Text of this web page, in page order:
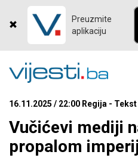
Preuzmite
aplikaciju
16.11.2025 / 22:00 Regija -
Vučićevi mediji
propalom